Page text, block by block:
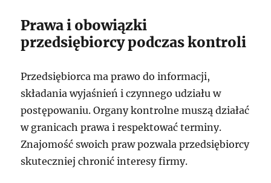
Prawa i obowiązki
przedsiębiorcy podczas kontroli
Przedsiębiorca ma prawo do informacji,
składania wyjaśnień i czynnego udziału w
postępowaniu. Organy kontrolne muszą działać
w granicach prawa i respektować terminy.
Znajomość swoich praw pozwala przedsiębiorcy
skuteczniej chronić interesy firmy.